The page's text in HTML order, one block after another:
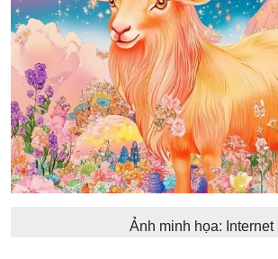
Ảnh minh họa: Internet